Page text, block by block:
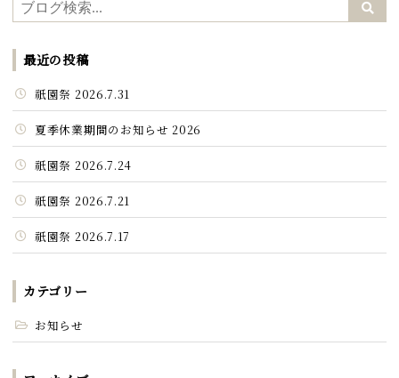
最近の投稿
祇園祭 2026.7.31
夏季休業期間のお知らせ 2026
祇園祭 2026.7.24
祇園祭 2026.7.21
祇園祭 2026.7.17
カテゴリー
お知らせ